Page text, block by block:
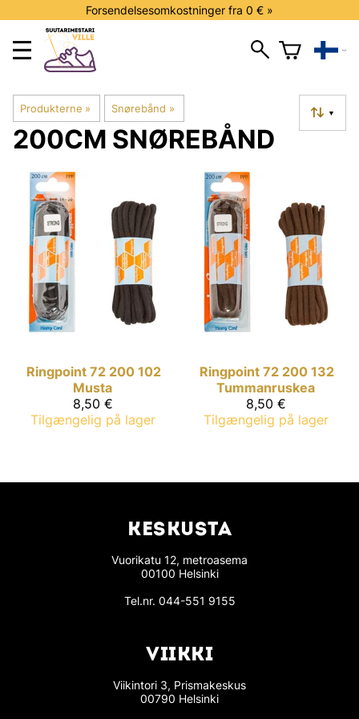
Forsendelsesomkostninger fra 0 € »
Produkterne ‪» Snørebånd ‪» ▼
200CM SNØREBÅND
Ringpoint 72 200 102
Musta
8,50 €
Tilgængelig på lager
Ringpoint 72 200 132
Tummanruskea
8,50 €
Tilgængelig på lager
KESKUSTA
Vuorikatu 12, metroasema
00100 Helsinki
Tel.nr. 044-551 9155
VIIKKI
Viikintori 3, Prismakeskus
00790 Helsinki